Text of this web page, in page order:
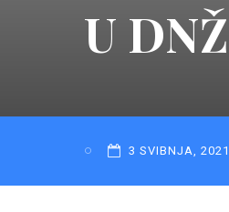
U
3 SVIBNJA, 2021